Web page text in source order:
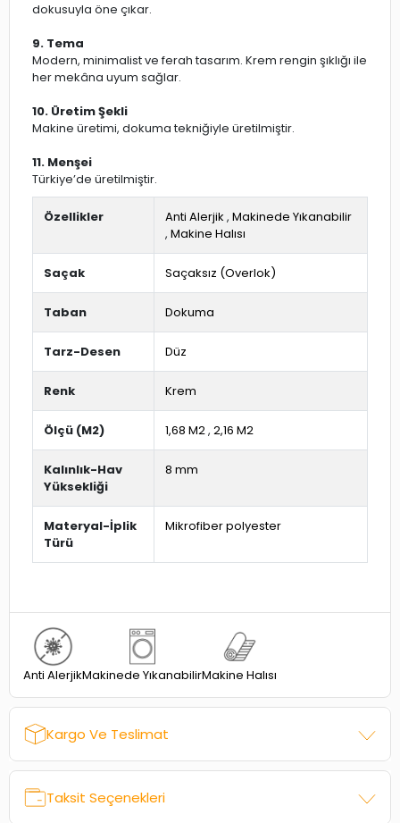
dokusuyla öne çıkar.
9. Tema
Modern, minimalist ve ferah tasarım. Krem rengin şıklığı ile
her mekâna uyum sağlar.
10. Üretim Şekli
Makine üretimi, dokuma tekniğiyle üretilmiştir.
11. Menşei
Türkiye’de üretilmiştir.
Özellikler Anti Alerjik , Makinede Yıkanabilir
, Makine Halısı
Saçak Saçaksız (Overlok)
Taban Dokuma
Tarz-Desen Düz
Renk Krem
Ölçü (M2) 1,68 M2, 2,16 M2
Kalınlık-Hav
Yüksekliği
8 mm
Materyal-İplik
Türü
Mikrofiber polyester
Anti AlerjikMakinede YıkanabilirMakine Halısı
Kargo Ve Teslimat
Taksit Seçenekleri